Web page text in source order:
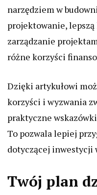
narzędziem w
projektowanie,
zarządzanie
różne korzyści
Dzięki artykułowi
korzyści i wyzwania
praktyczne
To pozwala lepiej
dotyczącej inwestycji
Twój plan